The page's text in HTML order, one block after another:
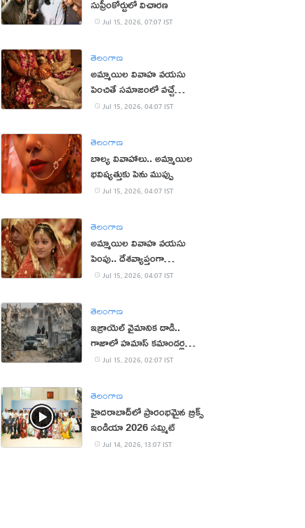
సుప్రీంకోర్టులో విచారణ
Jul 15, 2026, 07:07 IST
తెలంగాణ
అమ్మాయిల వివాహ వయసు
పెంచితే సమాజంలో వచ్చే
మార్పులు ఇవే!
Jul 15, 2026, 04:07 IST
తెలంగాణ
బాల్య వివాహాలు.. అమ్మాయిల
భవిష్యత్తుకు పెను ముప్పు
Jul 15, 2026, 04:07 IST
తెలంగాణ
అమ్మాయిల వివాహ వయసు
పెంపు.. దేశవ్యాప్తంగా
భిన్నాభిప్రాయాలు
Jul 15, 2026, 04:07 IST
తెలంగాణ
ఇజ్రాయెల్ వైమానిక దాడి..
గాజాలో హమాస్ కమాండర్ల
హతంJul 15, 2026, 02:07 IST
తెలంగాణ
హైదరాబాద్‌లో ప్రారంభమైన బ్రిక్స్
ఇండియా 2026 సమ్మిట్
Jul 14, 2026, 13:07 IST